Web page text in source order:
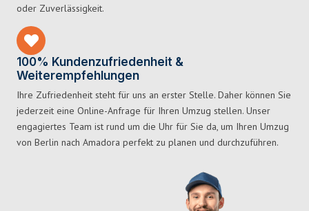
oder Zuverlässigkeit.
100% Kundenzufriedenheit &
Weiterempfehlungen
Ihre Zufriedenheit steht für uns an erster Stelle. Daher können Sie
jederzeit eine Online-Anfrage für Ihren Umzug stellen. Unser
engagiertes Team ist rund um die Uhr für Sie da, um Ihren Umzug
von Berlin nach Amadora perfekt zu planen und durchzuführen.